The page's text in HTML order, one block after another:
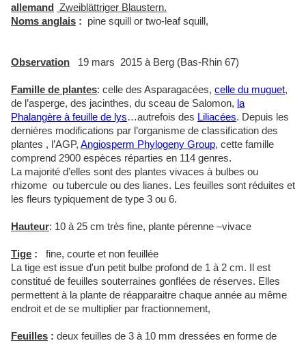
allemand
Zweiblättriger Blaustern.
Noms anglais : pine squill or two-leaf squill,
Observation 19 mars 2015 à Berg (Bas-Rhin 67)
Famille de plantes: celle des Asparagacées, celle du muguet,
de l’asperge, des jacinthes, du sceau de Salomon, la
Phalangère à feuille de lys…autrefois des Liliacées. Depuis les
dernières modifications par l’organisme de classification des
plantes , l’AGP, Angiosperm Phylogeny Group, cette famille
comprend 2900 espèces réparties en 114 genres.
La majorité d’elles sont des plantes vivaces à bulbes ou
rhizome ou tubercule ou des lianes. Les feuilles sont réduites et
les fleurs typiquement de type 3 ou 6.
Hauteur: 10 à 25 cm très fine, plante pérenne –vivace
Tige : fine, courte et non feuillée
La tige est issue d'un petit bulbe profond de 1 à 2 cm. Il est
constitué de feuilles souterraines gonflées de réserves. Elles
permettent à la plante de réapparaitre chaque année au même
endroit et de se multiplier par fractionnement,
Feuilles : deux feuilles de 3 à 10 mm dressées en forme de